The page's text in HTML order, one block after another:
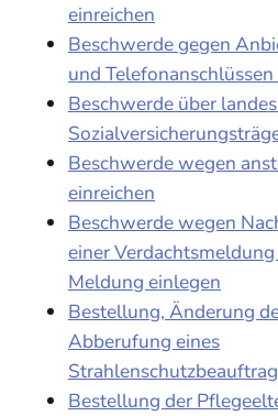
einreichen
Beschwerde gegen
und
Beschwerde über
Beschwerde wegen
einreichen
Beschwerde wegen
einer
Meldung einlegen
Bestellung, Änderung
Abberufung eines
Bestellung der